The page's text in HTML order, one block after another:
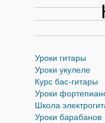
Уроки гитары
Уроки укулеле
Курс бас-гитары
Уроки
Школа
Уроки барабанов